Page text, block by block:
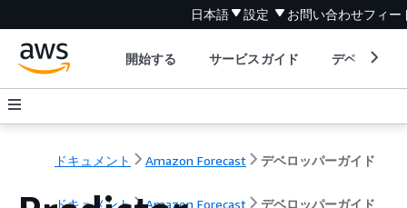
日本語 設定 お問い合わせフィー
開始する サービスガイド デベロッパ
ドキュメント Amazon Forecast デベロッパーガイド
ドキュメント Amazon Forecast デベロッパーガイド